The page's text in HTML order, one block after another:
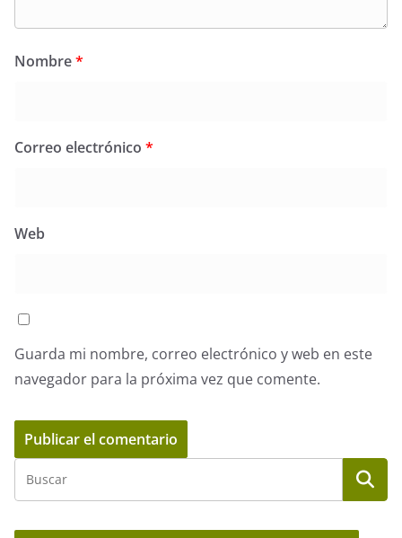
Nombre*
Correo electrónico *
Web
Guarda mi nombre, correo electrónico y web en este
navegador para la próxima vez que comente.